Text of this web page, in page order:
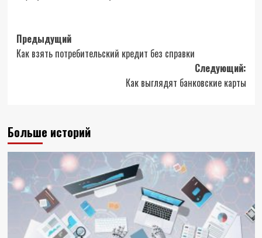
Навигация
записи
Предыдущий
Как взять потребительский кредит без справки
Следующий:
Как выглядят банковские карты
Больше историй